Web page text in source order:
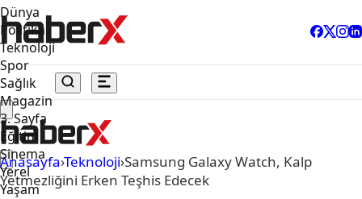
Dünya
Politika
Teknoloji
Spor
Sağlık
Magazin
3. Sayfa
Eğitim
Sinema
Yerel
Yaşam
Anasayfa›Teknoloji›Samsung Galaxy Watch, Kalp
Yetmezliğini Erken Teşhis Edecek